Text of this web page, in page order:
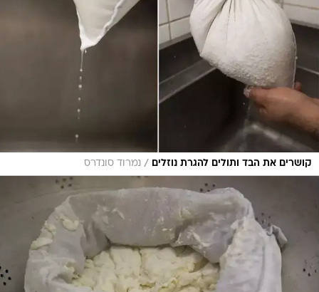
קושרים את הבד ותולים להגרת נוזלים / נמרוד סונדרס